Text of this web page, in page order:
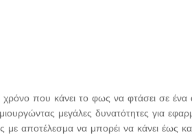
που κάνει το φως να φτάσει σε ένα
μεγάλες δυνατότητες για
με αποτέλεσμα να μπορέι να κάνει έως